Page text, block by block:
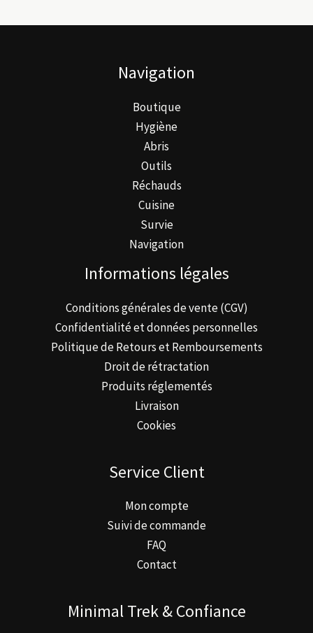
Navigation
Boutique
Hygiène
Abris
Outils
Réchauds
Cuisine
Survie
Navigation
Informations légales
Conditions générales de vente (CGV)
Confidentialité et données personnelles
Politique de Retours et Remboursements
Droit de rétractation
Produits réglementés
Livraison
Cookies
Service Client
Mon compte
Suivi de commande
FAQ
Contact
Minimal Trek & Confiance